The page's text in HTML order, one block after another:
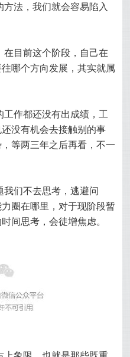
法，我们就会容易陷入
在目前这个阶段，自己在
哪个方向发展，其实就属
工作都还没有出成绩，工
没有机会去接触别的事
等两三年之后再看，不一
们不去思考，逃避问
圈在哪里，对于现阶段暂
间思考，会徒增焦虑。